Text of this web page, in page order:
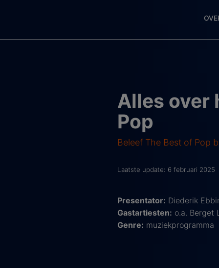
Alles over
Pop
Beleef The Best of Pop
Laatste update: 6 februari 2025
Presentator: Diederik
Gastartiesten: o.a. Berget
Genre: muziekprogramma